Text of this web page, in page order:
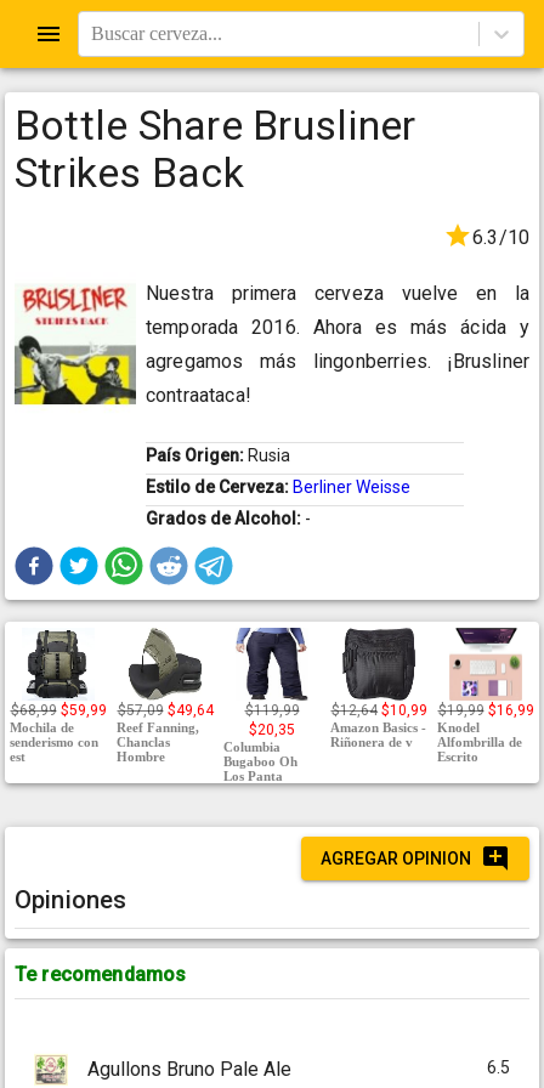
Buscar cerveza...
Bottle Share Brusliner
Strikes Back
6.3/10
Nuestra primera cerveza vuelve en la
temporada 2016. Ahora es más ácida y
agregamos más lingonberries. ¡Brusliner
contraataca!
País Origen: Rusia
Estilo de Cerveza: Berliner Weisse
Grados de Alcohol: -
$68,99 $59,99
Mochila de
senderismo con
est
$57,09 $49,64
Reef Fanning,
Chanclas
Hombre
$119,99
$20,35
Columbia
Bugaboo Oh
Los Panta
$12,64 $10,99
Amazon Basics -
Riñonera de v
$19,99 $16,99
Knodel
Alfombrilla de
Escrito
AGREGAR OPINION
Opiniones
Te recomendamos
Agullons Bruno Pale Ale 6.5